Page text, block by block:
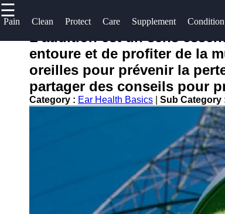
☰
Pain Clean Protect Care Supplement Condition
Useful
Home
oreilles
Socials
Facebook
Instagram
Telegram
Us
L'audition est un sens
entoure et de profiter de la
oreilles pour prévenir la
partager des conseils pour
Category : Ear Health Basics Sub Category